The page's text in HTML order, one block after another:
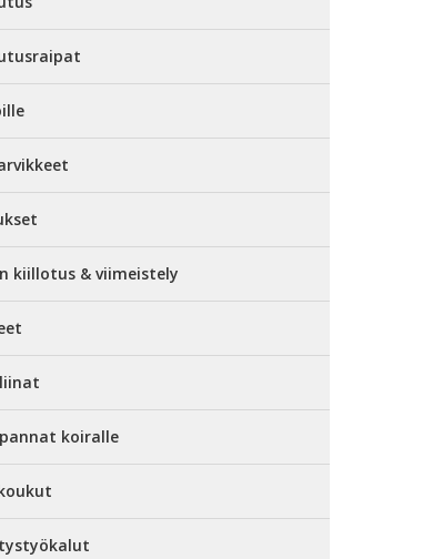
kiillotus & viimeistely
koiralle